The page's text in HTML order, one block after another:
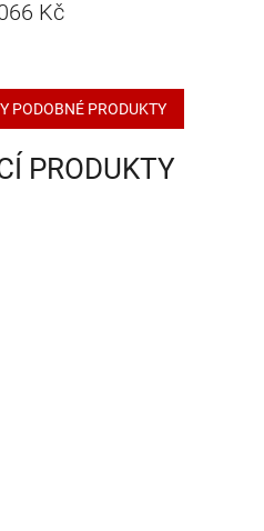
Kč
PODOBNÉ PRODUKTY
PRODUKTY